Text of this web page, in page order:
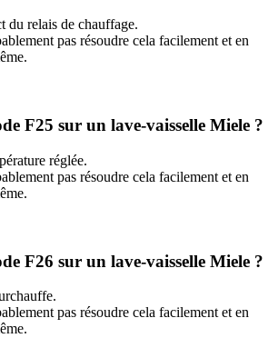
du relais de chauffage.
pas résoudre cela facilement et en
F25 sur un lave-vaisselle Miele ?
réglée.
pas résoudre cela facilement et en
F26 sur un lave-vaisselle Miele ?
pas résoudre cela facilement et en